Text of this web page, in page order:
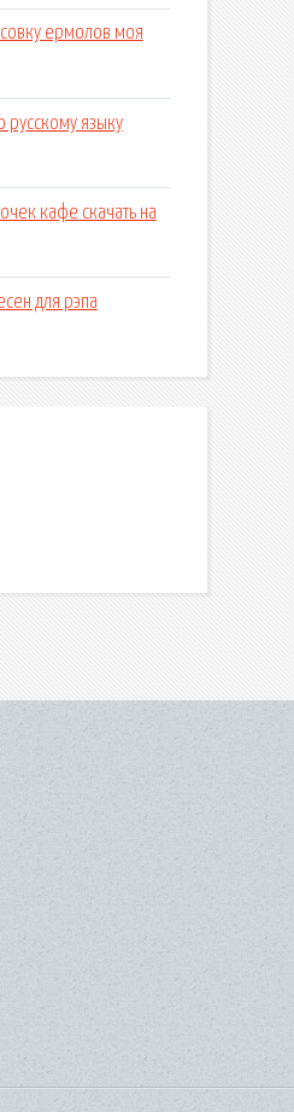
ермолов моя
русскому языку
кафе скачать на
для рэпа